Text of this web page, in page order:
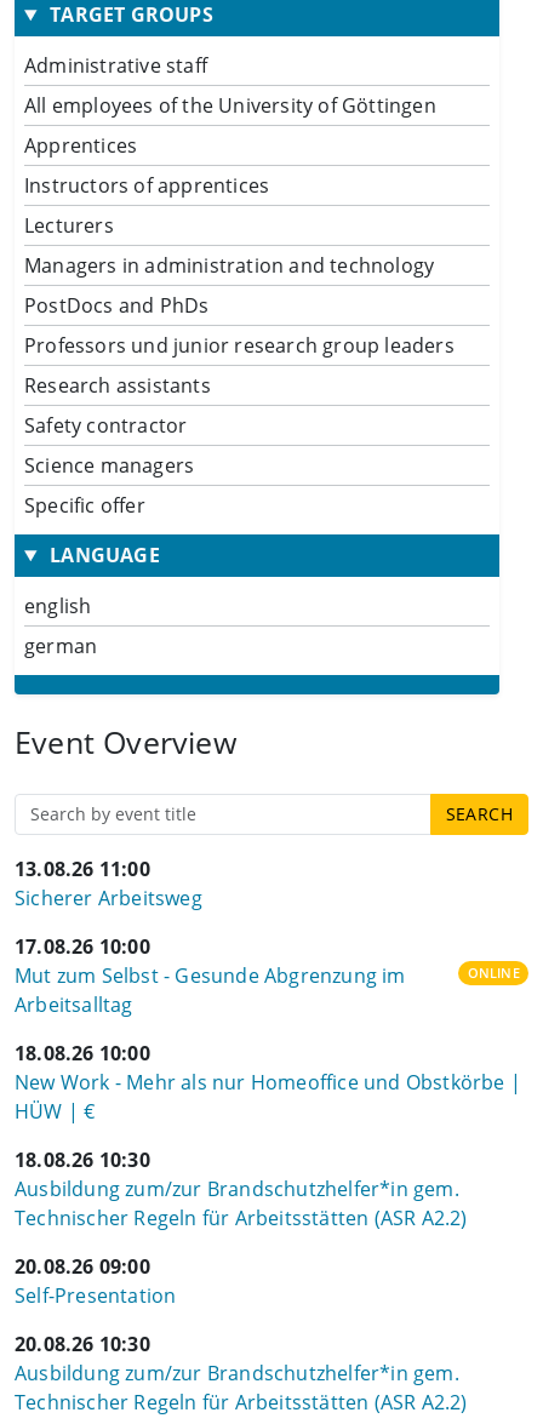
TARGET GROUPS
Administrative staff
All employees of the University of Göttingen
Apprentices
Instructors of apprentices
Lecturers
Managers in administration and technology
PostDocs and PhDs
Professors und junior research group leaders
Research assistants
Safety contractor
Science managers
Specific offer
LANGUAGE
english
german
Event Overview
13.08.26 11:00
Sicherer Arbeitsweg
17.08.26 10:00
Mut zum Selbst - Gesunde Abgrenzung im
Arbeitsalltag
ONLINE
18.08.26 10:00
New Work - Mehr als nur Homeoffice und Obstkörbe |
HÜW | €
18.08.26 10:30
Ausbildung zum/zur Brandschutzhelfer*in gem.
Technischer Regeln für Arbeitsstätten (ASR A2.2)
20.08.26 09:00
Self-Presentation
20.08.26 10:30
Ausbildung zum/zur Brandschutzhelfer*in gem.
Technischer Regeln für Arbeitsstätten (ASR A2.2)